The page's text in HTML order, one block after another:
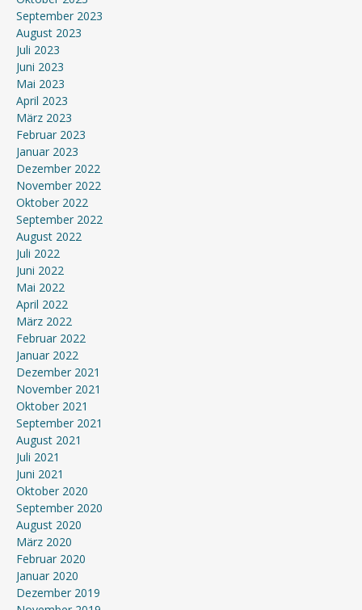
September 2023
August 2023
Juli 2023
Juni 2023
Mai 2023
April 2023
März 2023
Februar 2023
Januar 2023
Dezember 2022
November 2022
Oktober 2022
September 2022
August 2022
Juli 2022
Juni 2022
Mai 2022
April 2022
März 2022
Februar 2022
Januar 2022
Dezember 2021
November 2021
Oktober 2021
September 2021
August 2021
Juli 2021
Juni 2021
Oktober 2020
September 2020
August 2020
März 2020
Februar 2020
Januar 2020
Dezember 2019